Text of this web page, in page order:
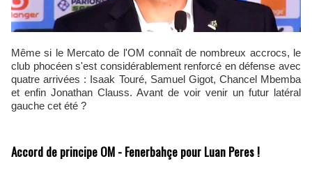
Même si le Mercato de l'OM connaît de nombreux accrocs, le
club phocéen s'est considérablement renforcé en défense avec
quatre arrivées : Isaak Touré, Samuel Gigot, Chancel Mbemba
et enfin Jonathan Clauss. Avant de voir venir un futur latéral
gauche cet été ?
Accord de principe OM - Fenerbahçe pour Luan Peres !